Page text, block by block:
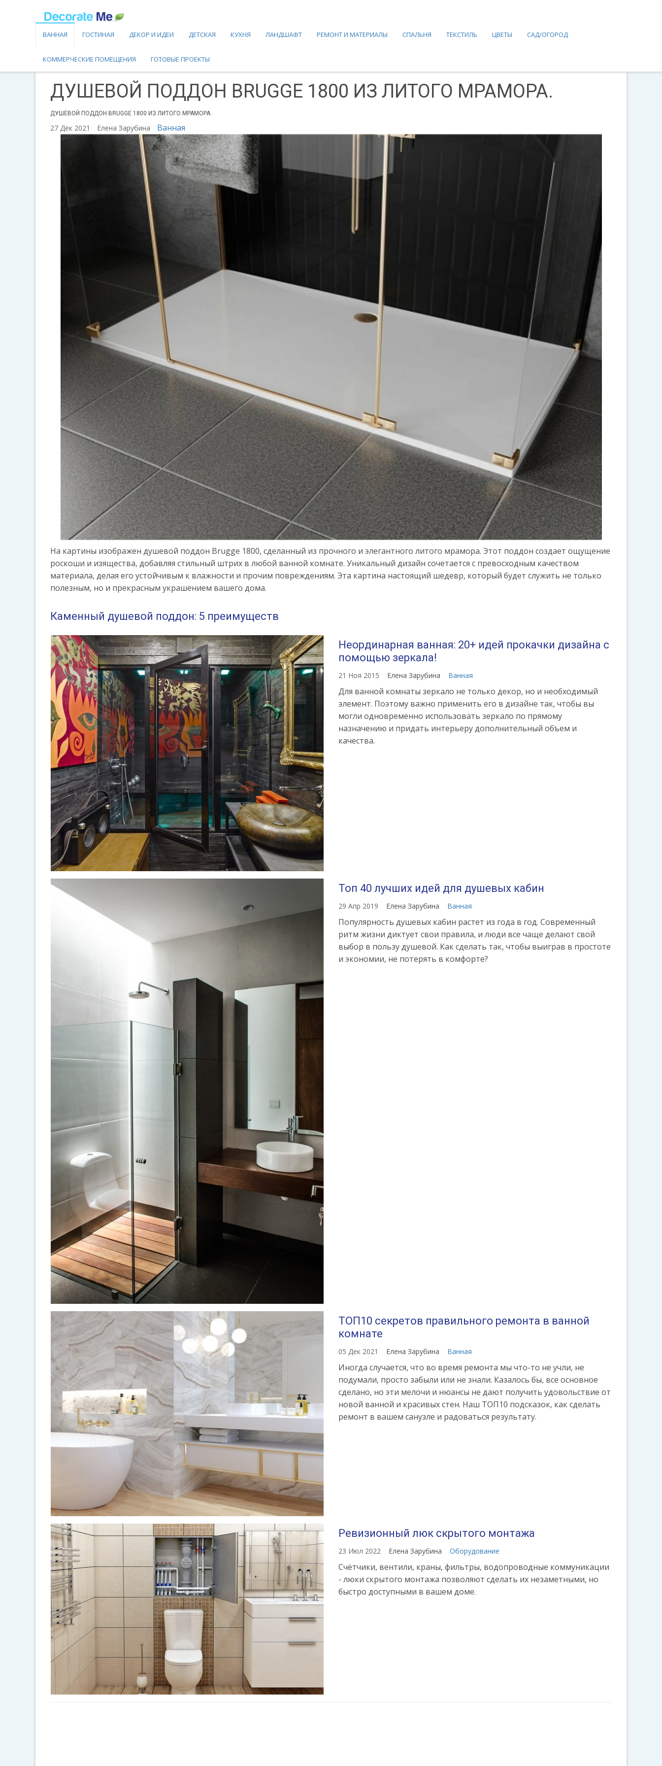
ВАННАЯ ГОСТИНАЯ ДЕКОР И ИДЕИ ДЕТСКАЯ КУХНЯ ЛАНДШАФТ РЕМОНТ И МАТЕРИАЛЫ СПАЛЬНЯ ТЕКСТИЛЬ ЦВЕТЫ САД/ОГОРОД
КОММЕРЧЕСКИЕ ПОМЕЩЕНИЯ ГОТОВЫЕ ПРОЕКТЫ
ДУШЕВОЙ ПОДДОН BRUGGE 1800 ИЗ ЛИТОГО МРАМОРА.
ДУШЕВОЙ ПОДДОН BRUGGE 1800 ИЗ ЛИТОГО МРАМОРА.
27 Дек 2021 Елена Зарубина Ванная
На картины изображен душевой поддон Brugge 1800, сделанный из прочного и элегантного литого мрамора. Этот поддон создает ощущение
роскоши и изящества, добавляя стильный штрих в любой ванной комнате. Уникальный дизайн сочетается с превосходным качеством
материала, делая его устойчивым к влажности и прочим повреждениям. Эта картина настоящий шедевр, который будет служить не только
полезным, но и прекрасным украшением вашего дома.
Каменный душевой поддон: 5 преимуществ
Неординарная ванная: 20+ идей прокачки дизайна с
помощью зеркала!
21 Ноя 2015 Елена Зарубина Ванная
Для ванной комнаты зеркало не только декор, но и необходимый
элемент. Поэтому важно применить его в дизайне так, чтобы вы
могли одновременно использовать зеркало по прямому
назначению и придать интерьеру дополнительный объем и
качества.
Топ 40 лучших идей для душевых кабин
29 Апр 2019 Елена Зарубина Ванная
Популярность душевых кабин растет из года в год. Современный
ритм жизни диктует свои правила, и люди все чаще делают свой
выбор в пользу душевой. Как сделать так, чтобы выиграв в простоте
и экономии, не потерять в комфорте?
ТОП10 секретов правильного ремонта в ванной
комнате
05 Дек 2021 Елена Зарубина Ванная
Иногда случается, что во время ремонта мы что-то не учли, не
подумали, просто забыли или не знали. Казалось бы, все основное
сделано, но эти мелочи и нюансы не дают получить удовольствие от
новой ванной и красивых стен. Наш ТОП10 подсказок, как сделать
ремонт в вашем санузле и радоваться результату.
Ревизионный люк скрытого монтажа
23 Июл 2022 Елена Зарубина Оборудование
Счётчики, вентили, краны, фильтры, водопроводные коммуникации
- люки скрытого монтажа позволяют сделать их незаметными, но
быстро доступными в вашем доме.